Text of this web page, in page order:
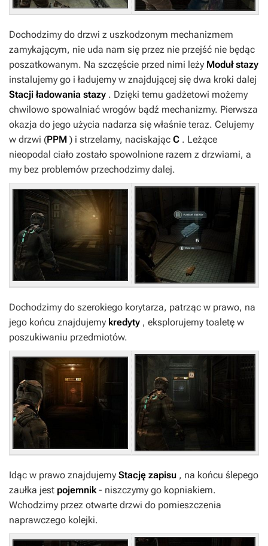
Dochodzimy do drzwi z uszkodzonym mechanizmem
zamykającym, nie uda nam się przez nie przejść nie będąc
poszatkowanym. Na szczęście przed nimi leży Moduł stazy
instalujemy go i ładujemy w znajdującej się dwa kroki dalej
Stacji ładowania stazy . Dzięki temu gadżetowi możemy
chwilowo spowalniać wrogów bądź mechanizmy. Pierwsza
okazja do jego użycia nadarza się właśnie teraz. Celujemy
w drzwi (PPM ) i strzelamy, naciskając C . Leżące
nieopodal ciało zostało spowolnione razem z drzwiami, a
my bez problemów przechodzimy dalej.
Dochodzimy do szerokiego korytarza, patrząc w prawo, na
jego końcu znajdujemy kredyty , eksplorujemy toaletę w
poszukiwaniu przedmiotów.
Idąc w prawo znajdujemy Stację zapisu , na końcu ślepego
zaułka jest pojemnik - niszczymy go kopniakiem.
Wchodzimy przez otwarte drzwi do pomieszczenia
naprawczego kolejki.